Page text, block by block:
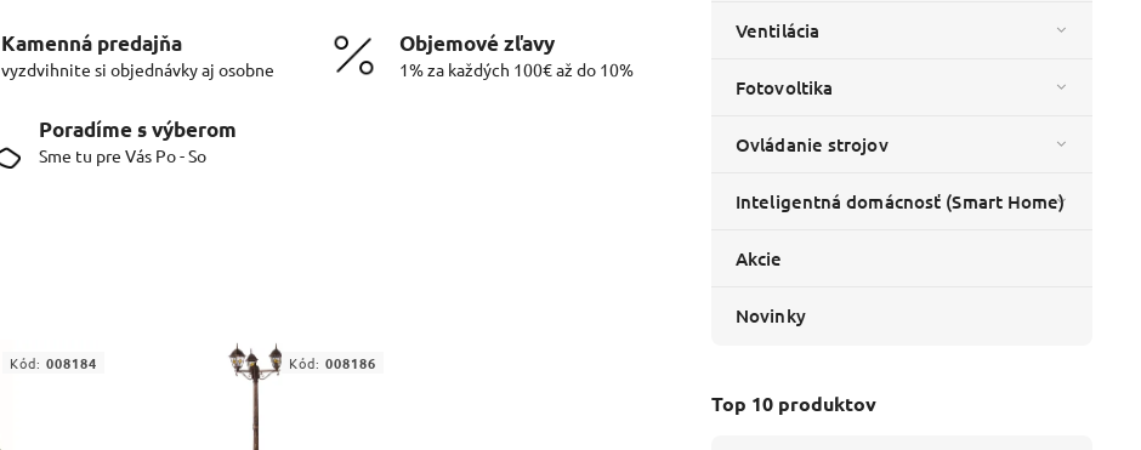
Ventilácia
Fotovoltika
Ovládanie strojov
Inteligentná domácnosť (Smart Home)
Akcie
Novinky
Top 10 produktov
Kamenná predajňa
vyzdvihnite si objednávky aj osobne
Objemové zľavy
1% za každých 100€ až do 10%
Poradíme s výberom
Sme tu pre Vás Po - So
Kód: 008184 Kód: 008186